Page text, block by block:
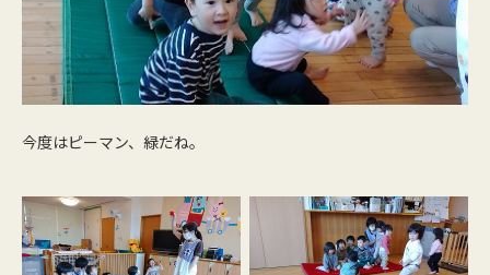
今度はピーマン、緑だね。